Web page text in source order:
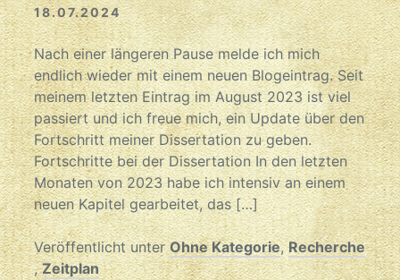
18.07.2024
Nach einer längeren Pause melde ich mich
endlich wieder mit einem neuen Blogeintrag. Seit
meinem letzten Eintrag im August 2023 ist viel
passiert und ich freue mich, ein Update über den
Fortschritt meiner Dissertation zu geben.
Fortschritte bei der Dissertation In den letzten
Monaten von 2023 habe ich intensiv an einem
neuen Kapitel gearbeitet, das […]
Veröffentlicht unterOhne Kategorie,Recherche
,Zeitplan